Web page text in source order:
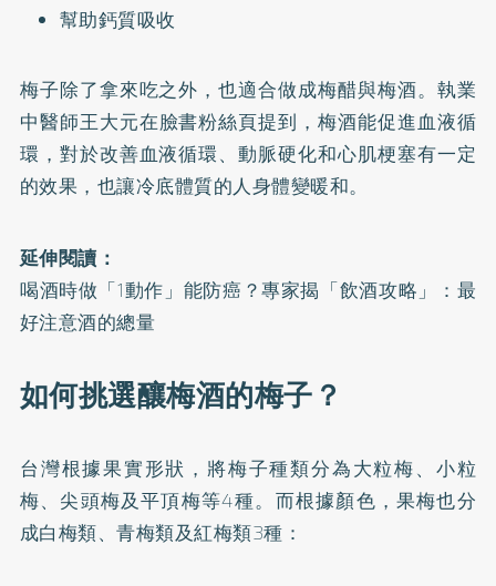
幫助鈣質吸收
梅子除了拿來吃之外，也適合做成梅醋與梅酒。執業
中醫師王大元在臉書粉絲頁提到，梅酒能促進血液循
環，對於改善血液循環、動脈硬化和心肌梗塞有一定
的效果，也讓冷底體質的人身體變暖和。
延伸閱讀：
喝酒時做「1動作」能防癌？專家揭「飲酒攻略」：最
好注意酒的總量
如何挑選釀梅酒的梅子？
台灣根據果實形狀，將梅子種類分為大粒梅、小粒
梅、尖頭梅及平頂梅等4種。而根據顏色，果梅也分
成白梅類、青梅類及紅梅類3種：